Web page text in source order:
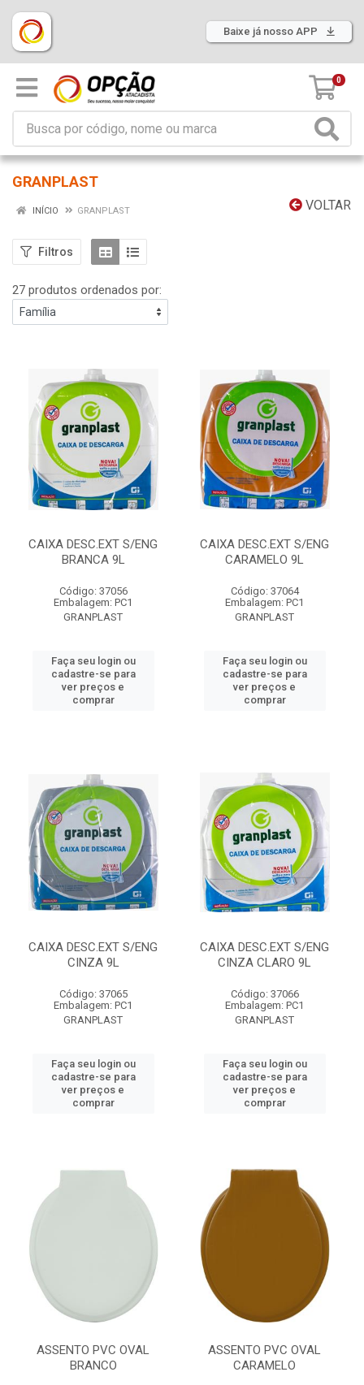
Baixe já nosso APP
0
GRANPLAST
VOLTAR
INÍCIO GRANPLAST
Filtros
27 produtos ordenados por:
CAIXA DESC.EXT S/ENG
BRANCA 9L
Código: 37056
Embalagem: PC1
GRANPLAST
Faça seu login ou
cadastre-se para
ver preços e
comprar
CAIXA DESC.EXT S/ENG
CARAMELO 9L
Código: 37064
Embalagem: PC1
GRANPLAST
Faça seu login ou
cadastre-se para
ver preços e
comprar
CAIXA DESC.EXT S/ENG
CINZA 9L
Código: 37065
Embalagem: PC1
GRANPLAST
Faça seu login ou
cadastre-se para
ver preços e
comprar
CAIXA DESC.EXT S/ENG
CINZA CLARO 9L
Código: 37066
Embalagem: PC1
GRANPLAST
Faça seu login ou
cadastre-se para
ver preços e
comprar
ASSENTO PVC OVAL
BRANCO
ASSENTO PVC OVAL
CARAMELO